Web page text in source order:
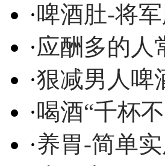
·啤酒肚-将
·应酬多的人
·狠减男人啤
·喝酒“千杯
·养胃-简单